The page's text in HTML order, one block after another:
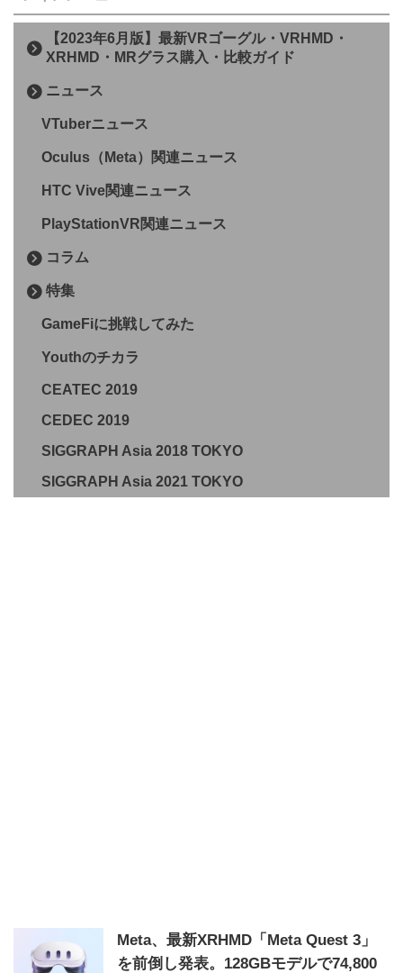
【2023年6月版】最新VRゴーグル・VRHMD・
XRHMD・MRグラス購入・比較ガイド
ニュース
VTuberニュース
Oculus（Meta）関連ニュース
HTC Vive関連ニュース
PlayStationVR関連ニュース
コラム
特集
GameFiに挑戦してみた
Youthのチカラ
CEATEC 2019
CEDEC 2019
SIGGRAPH Asia 2018 TOKYO
SIGGRAPH Asia 2021 TOKYO
Meta、最新XRHMD「Meta Quest 3」
を前倒し発表。128GBモデルで74,800